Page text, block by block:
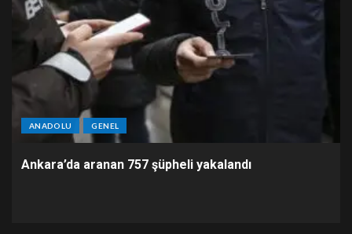
ANADOLU GENEL
Ankara’da aranan 757 şüpheli yakalandı